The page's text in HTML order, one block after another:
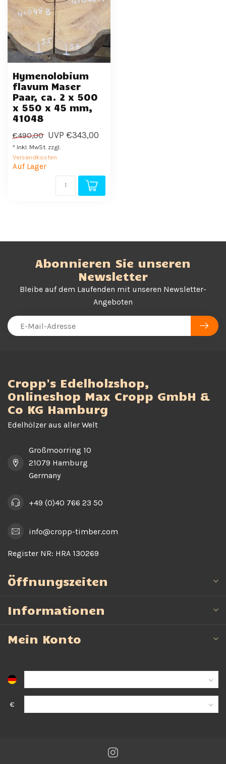
Hymenolobium
flavum Maser
Paar, ca. 2 x 500
x 550 x 45 mm,
41048
€490,00 UVP €343,00
* Inkl. MwSt. zzgl.
Versandkosten
Auf Lager
Abonnieren Sie unseren
Newsletter
Bleibe auf dem Laufenden mit unseren Newsletter-
Angeboten
Cropp's Edelholzshop,
Onlineshop Max Cropp GmbH &
Co KG Hamburg
Edelhölzer aus aller Welt
Großmoorring 10
21079 Hamburg
Germany
+49 (0)40 766 23 50
info@cropp-timber.com
Register NR: HRA 130269
Öffnungszeiten
Informationen
Mein Konto
€